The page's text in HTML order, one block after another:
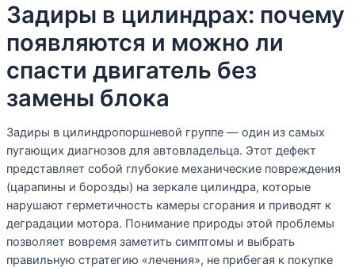
Задиры в цилиндрах: почему
появляются и можно ли
спасти двигатель без
замены блока
Задиры в цилиндропоршневой группе — один из самых
пугающих диагнозов для автовладельца. Этот дефект
представляет собой глубокие механические повреждения
(царапины и борозды) на зеркале цилиндра, которые
нарушают герметичность камеры сгорания и приводят к
деградации мотора. Понимание природы этой проблемы
позволяет вовремя заметить симптомы и выбрать
правильную стратегию «лечения», не прибегая к покупке